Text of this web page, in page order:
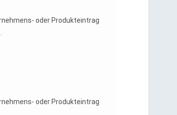
oder Produkteintrag
oder Produkteintrag